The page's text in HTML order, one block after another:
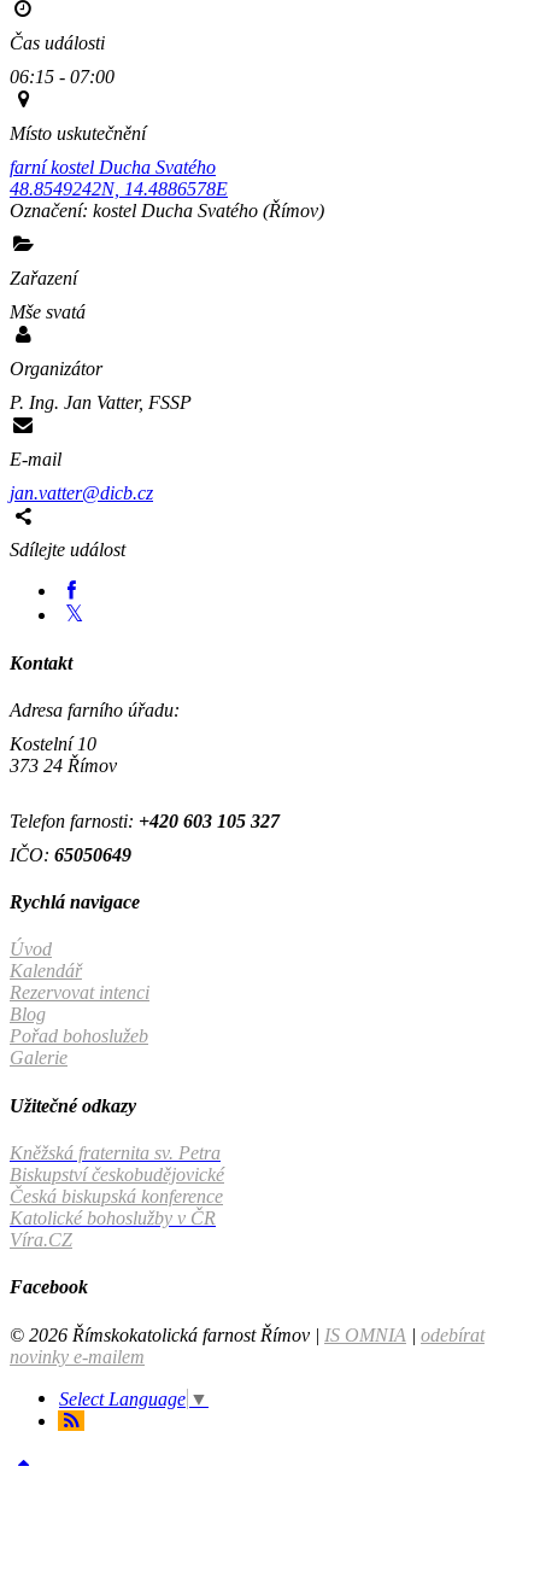
Čas události
06:15 - 07:00
Místo uskutečnění
farní kostel Ducha Svatého
48.8549242N, 14.4886578E
Označení: kostel Ducha Svatého (Římov)
Zařazení
Mše svatá
Organizátor
P. Ing. Jan Vatter, FSSP
E-mail
jan.vatter@dicb.cz
Sdílejte událost
Kontakt
Adresa farního úřadu:
Kostelní 10
373 24 Římov
Telefon farnosti: +420 603 105 327
IČO: 65050649
Rychlá navigace
Úvod
Kalendář
Rezervovat intenci
Blog
Pořad bohoslužeb
Galerie
Užitečné odkazy
Kněžská fraternita sv. Petra
Biskupství českobudějovické
Česká biskupská konference
Katolické bohoslužby v ČR
Víra.CZ
Facebook
© 2026 Římskokatolická farnost Římov | IS OMNIA | odebírat
novinky e-mailem
Select Language ▼